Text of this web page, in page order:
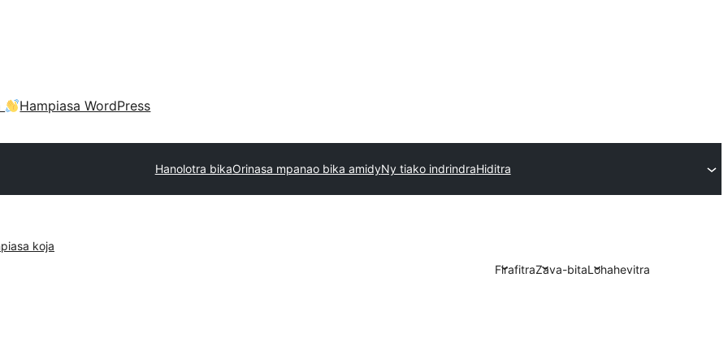
Hampiasa WordPress
Hanolotra bikaOrinasa mpanao bika amidyNy tiako indrindraHiditra
koja
FirafitraZava-bitaLohahevitra